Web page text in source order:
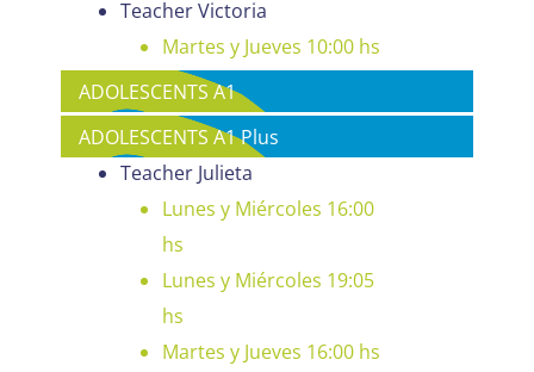
Teacher Victoria
Martes y Jueves 10:00 hs
ADOLESCENTS A1
ADOLESCENTS A1 Plus
Teacher Julieta
Lunes y Miércoles 16:00
hs
Lunes y Miércoles 19:05
hs
Martes y Jueves 16:00 hs